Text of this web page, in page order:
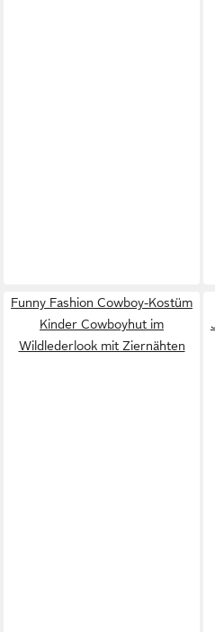
Funny Fashion Cowboy-Kostüm
Kinder Cowboyhut im
Wildlederlook mit Ziernähten